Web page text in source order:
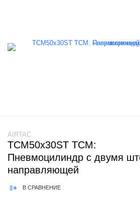
AIRTAC
TCM50x30ST TCM:
Пневмоцилиндр с двумя
направляющей
В СРАВНЕНИЕ